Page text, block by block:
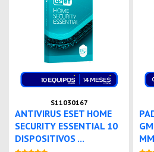
S11030167
ANTIVIRUS ESET HOME
SECURITY ESSENTIAL 10
DISPOSITIVOS ...